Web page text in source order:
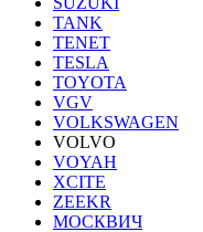
TANK
TENET
TESLA
TOYOTA
VGV
VOLKSWAGEN
VOLVO
VOYAH
XCITE
ZEEKR
МОСКВИЧ